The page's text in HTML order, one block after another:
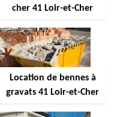
cher 41 Loir-et-Cher
Location de bennes à
gravats 41 Loir-et-Cher